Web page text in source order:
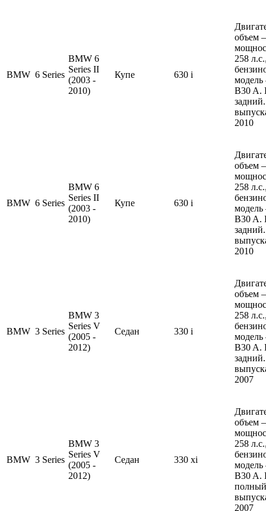
BMW 6 Series
BMW 6
Series II
(2003 -
2010)
Купе 630 i
объем
258
B30 A.
2010
BMW 6 Series
BMW 6
Series II
(2003 -
2010)
Купе 630 i
объем
258
B30 A.
2010
BMW 3 Series
BMW 3
Series V
(2005 -
2012)
Седан 330 i
объем
258
B30 A.
2007
BMW 3 Series
BMW 3
Series V
(2005 -
2012)
Седан 330 xi
объем
258
B30 A.
2007